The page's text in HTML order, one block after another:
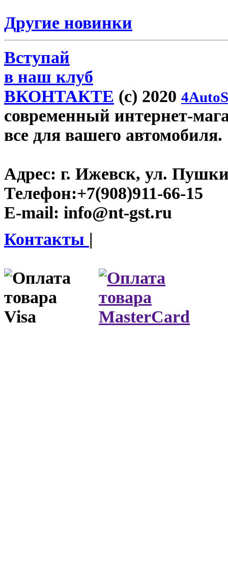
Другие новинки
Вступай
в наш клуб
ВКОНТАКТЕ (c) 2020
современный интернет-
все для вашего автомобиля.
Адрес: г. Ижевск, ул.
Телефон:+7(908)911-66-15
E-mail: info@nt-gst.ru
Контакты |